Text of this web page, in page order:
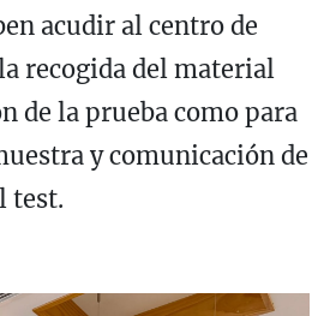
acudir al centro de
recogida del material
de la prueba como para
y comunicación de
test.